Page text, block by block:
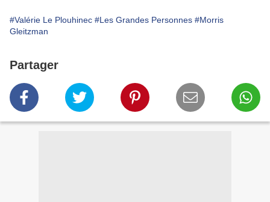
#Valérie Le Plouhinec #Les Grandes Personnes #Morris
Gleitzman
Partager